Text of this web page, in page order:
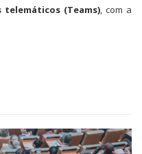
telemáticos (Teams), com a